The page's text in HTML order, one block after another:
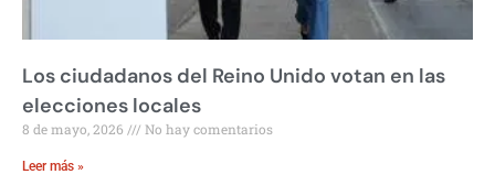
Los ciudadanos del Reino Unido votan en las
elecciones locales
8 de mayo, 2026 No hay comentarios
Leer más »